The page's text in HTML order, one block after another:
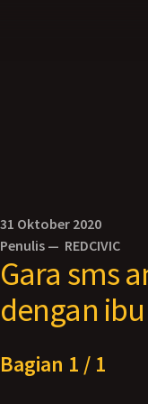
31 Oktober 2020
Penulis — REDCIVIC
Gara sms
dengan ibu
Bagian 1 / 1